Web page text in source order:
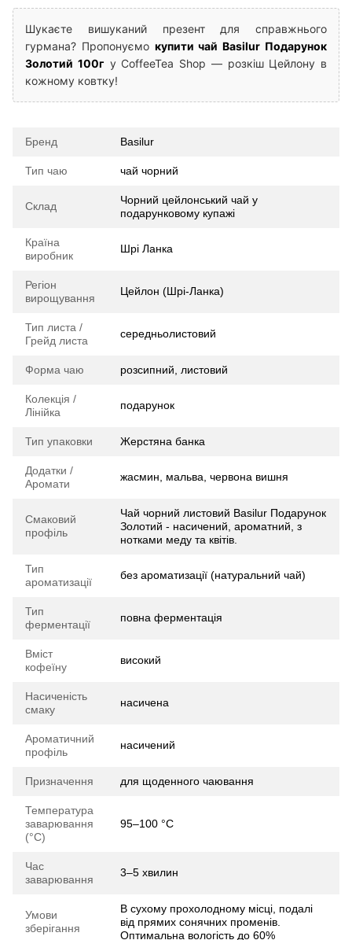
Шукаєте вишуканий презент для справжнього
гурмана? Пропонуємо купити чай Basilur Подарунок
Золотий 100г у CoffeeTea Shop — розкіш Цейлону в
кожному ковтку!
Бренд Basilur
Тип чаю чай чорний
Склад
Чорний цейлонський чай у
подарунковому купажі
Країна
виробник
Шрі Ланка
Регіон
вирощування
Цейлон (Шрі-Ланка)
Тип листа /
Грейд листа
середньолистовий
Форма чаю розсипний, листовий
Колекція /
Лінійка
подарунок
Тип упаковки Жерстяна банка
Додатки /
Аромати
жасмин, мальва, червона вишня
Смаковий
профіль
Чай чорний листовий Basilur Подарунок
Золотий - насичений, ароматний, з
нотками меду та квітів.
Тип
ароматизації
без ароматизації (натуральний чай)
Тип
ферментації
повна ферментація
Вміст
кофеїну
високий
Насиченість
смаку
насичена
Ароматичний
профіль
насичений
Призначення для щоденного чаювання
Температура
заварювання
(°C)
95–100 °C
Час
заварювання
3–5 хвилин
Умови
зберігання
В сухому прохолодному місці, подалі
від прямих сонячних променів.
Оптимальна вологість до 60%